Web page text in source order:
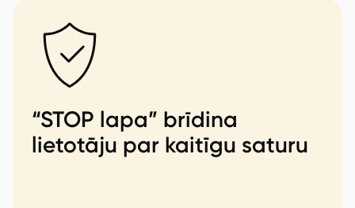
“STOP lapa” brīdina
lietotāju par kaitīgu saturu